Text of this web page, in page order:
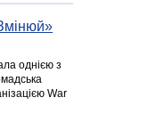
однією з
War